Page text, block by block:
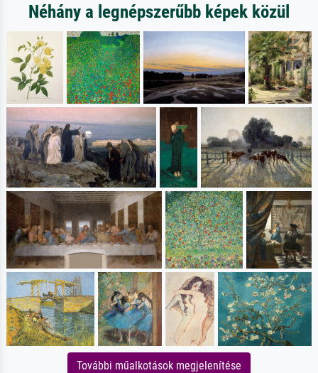
Néhány a legnépszerűbb képek közül
További műalkotások megjelenítése